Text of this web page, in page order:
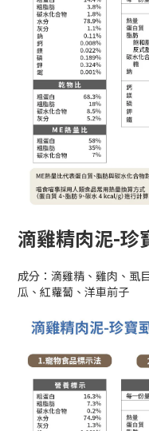
滴雞精肉泥-珍
成分：滴雞精、雞肉、虱
瓜、紅蘿蔔、洋車前子